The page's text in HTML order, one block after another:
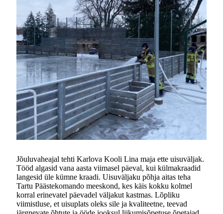
Jõuluvaheajal tehti Karlova Kooli Lina maja ette uisuväljak.
Tööd algasid vana aasta viimasel päeval, kui külmakraadid
langesid üle kümne kraadi. Uisuväljaku põhja aitas teha
Tartu Päästekomando meeskond, kes käis kokku kolmel
korral erinevatel päevadel väljakut kastmas. Lõpliku
viimistluse, et uisuplats oleks sile ja kvaliteetne, teevad